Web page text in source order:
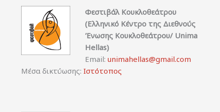
Φεστιβάλ Κουκλοθεάτρου
(Ελληνικό Κέντρο της Διεθνούς
Ένωσης Κουκλοθεάτρου/ Unima
Hellas)
Email: unimahellas@gmail.com
Μέσα δικτύωσης: Ιστότοπος